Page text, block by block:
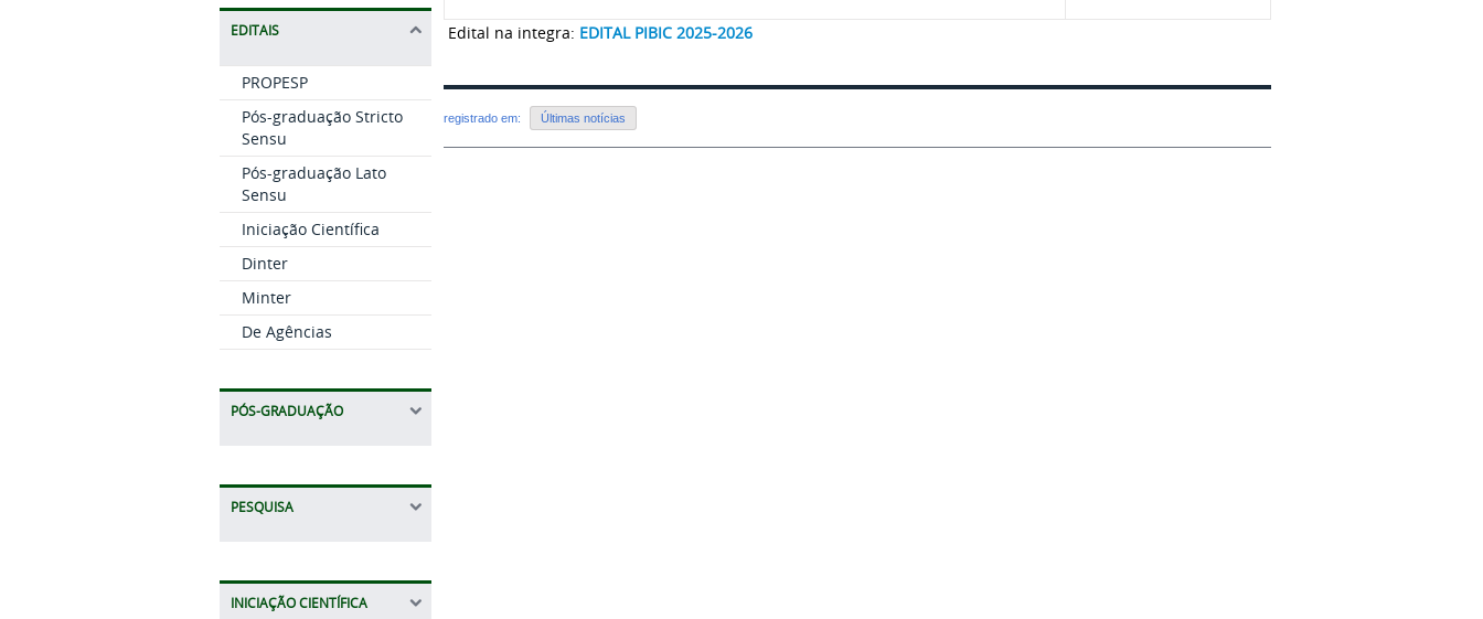
EDITAIS
PROPESP
Pós-graduação Stricto
Sensu
Pós-graduação Lato
Sensu
Iniciação Científica
Dinter
Minter
De Agências
PÓS-GRADUAÇÃO
PESQUISA
INICIAÇÃO CIENTÍFICA
Edital na integra: EDITAL PIBIC 2025-2026
registrado em: Últimas notícias